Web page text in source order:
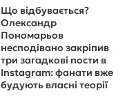
Що відбувається?
Олександр
Пономарьов
несподівано закріпив
три загадкові пости в
Instagram: фанати вже
будують власні теорії